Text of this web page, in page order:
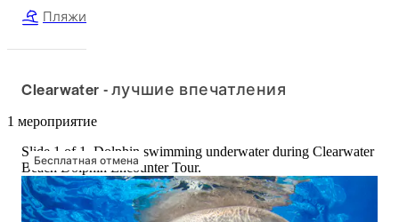
Пляжи
Clearwater - лучшие впечатления
1 мероприятие
Бесплатная отмена
Slide 1 of 1, Dolphin swimming underwater during Clearwater
Beach Dolphin Encounter Tour.